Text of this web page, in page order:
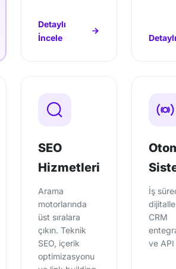
Detaylı
İncele
SEO
Hizmetleri
Arama
motorlarında
üst sıralara
çıkın. Teknik
SEO, içerik
optimizasyonu
İş
CRM
ve